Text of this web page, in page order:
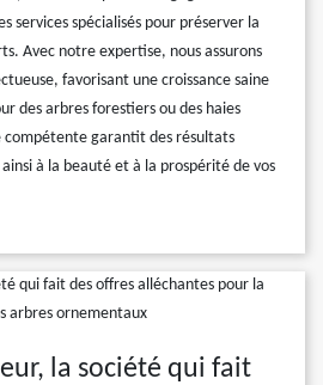
services spécialisés pour préserver la
Avec notre expertise, nous assurons
favorisant une croissance saine
des arbres forestiers ou des haies
garantit des résultats
à la beauté et à la prospérité de vos
la société qui fait